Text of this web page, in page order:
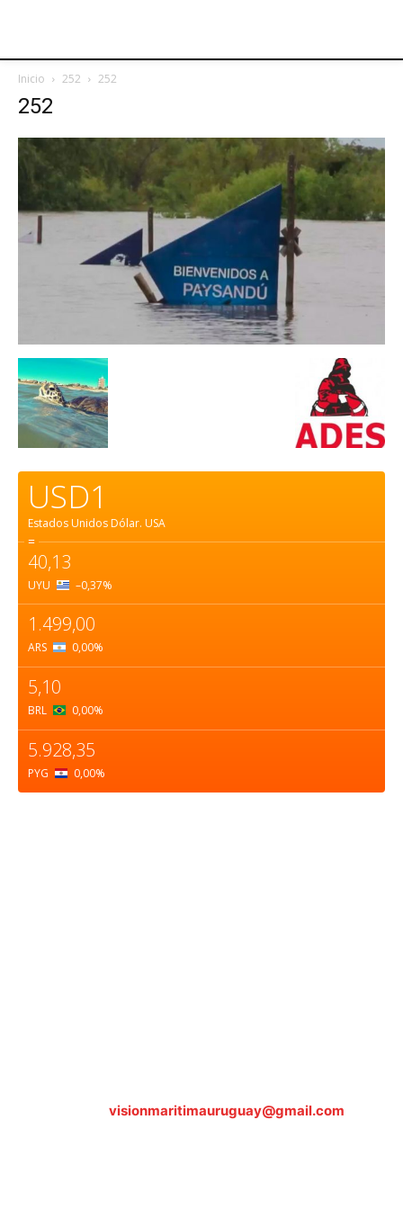
Inicio 252 252
252
USD1
Estados Unidos Dólar. USA
=
40,13
UYU –0,37%
1.499,00
ARS 0,00%
5,10
BRL 0,00%
5.928,35
PYG 0,00%
visionmaritimauruguay@gmail.com